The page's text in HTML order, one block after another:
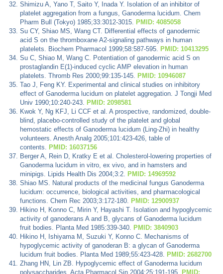
Shimizu A, Yano T, Saito Y, Inada Y. Isolation of an inhibitor of
platelet aggregation from a fungus, Ganoderma lucidum. Chem
Pharm Bull (Tokyo) 1985;33:3012-3015. PMID: 4085058
Su CY, Shiao MS, Wang CT. Differential effects of ganodermic
acid S on the thromboxane A2-signaling pathways in human
platelets. Biochem Pharmacol 1999;58:587-595. PMID: 10413295
Su C, Shiao M, Wang C. Potentiation of ganodermic acid S on
prostaglandin E(1)-induced cyclic AMP elevation in human
platelets. Thromb Res 2000;99:135-145. PMID: 10946087
Tao J, Feng KY. Experimental and clinical studies on inhibitory
effect of Ganoderma lucidum on platelet aggregation. J Tongji Med
Univ 1990;10:240-243. PMID: 2098581
Kwok Y, Ng KFJ, Li CCF et al. A prospective, randomized, double-
blind, placebo-controlled study of the platelet and global
hemostatic effects of Ganoderma lucidum (Ling-Zhi) in healthy
volunteers. Anesth Analg 2005;101:423-426, table of
contents. PMID: 16037156
Berger A, Rein D, Kratky E et al. Cholesterol-lowering properties of
Ganoderma lucidum in vitro, ex vivo, and in hamsters and
minipigs. Lipids Health Dis 2004;3:2. PMID: 14969592
Shiao MS. Natural products of the medicinal fungus Ganoderma
lucidum: occurrence, biological activities, and pharmacological
functions. Chem Rec 2003;3:172-180. PMID: 12900937
Hikino H, Konno C, Mirin Y, Hayashi T. Isolation and hypoglycemic
activity of ganoderans A and B, glycans of Ganoderma lucidum
fruit bodies. Planta Med 1985:339-340. PMID: 3840903
Hikino H, Ishiyama M, Suzuki Y, Konno C. Mechanisms of
hypoglycemic activity of ganoderan B: a glycan of Ganoderma
lucidum fruit bodies. Planta Med 1989;55:423-428. PMID: 2682700
Zhang HN, Lin ZB. Hypoglycemic effect of Ganoderma lucidum
polysaccharides. Acta Pharmacol Sin 2004;25:191-195.
PMID: